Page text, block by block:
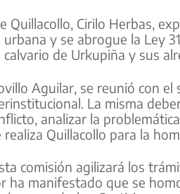
Quillacollo, Cirilo Herbas,
y se abrogue la Ley
de Urkupiña y sus
Aguilar, se reunió con
La misma
analizar la
Quillacollo para la
comisión agilizará los
ha manifestado que se